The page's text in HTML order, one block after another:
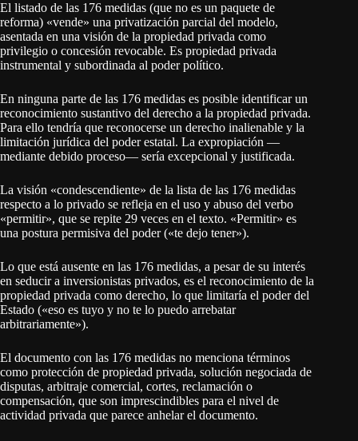
El listado de las 176 medidas (que no es un paquete de
reforma) «vende» una privatización parcial del modelo,
asentada en una visión de la propiedad privada como
privilegio o concesión revocable. Es propiedad privada
instrumental y subordinada al poder político.
En ninguna parte de las 176 medidas es posible identificar un
reconocimiento sustantivo del derecho a la propiedad privada.
Para ello tendría que reconocerse un derecho inalienable y la
limitación jurídica del poder estatal. La expropiación —
mediante debido proceso— sería excepcional y justificada.
La visión «condescendiente» de la lista de las 176 medidas
respecto a lo privado se refleja en el uso y abuso del verbo
«permitir», que se repite 29 veces en el texto. «Permitir» es
una postura permisiva del poder («te dejo tener»).
Lo que está ausente en las 176 medidas, a pesar de su interés
en seducir a inversionistas privados, es el reconocimiento de la
propiedad privada como derecho, lo que limitaría el poder del
Estado («eso es tuyo y no te lo puedo arrebatar
arbitrariamente»).
El documento con las 176 medidas no menciona términos
como protección de propiedad privada, solución negociada de
disputas, arbitraje comercial, cortes, reclamación o
compensación, que son imprescindibles para el nivel de
actividad privada que parece anhelar el documento.